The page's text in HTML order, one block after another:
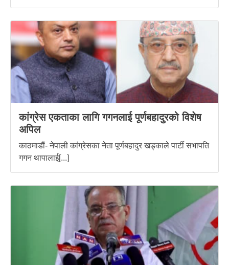
कांग्रेस एकताका लागि गगनलाई पूर्णबहादुरको विशेष
अपिल
काठमाडौं- नेपाली कांग्रेसका नेता पूर्णबहादुर खड्काले पार्टी सभापति
गगन थापालाई[...]